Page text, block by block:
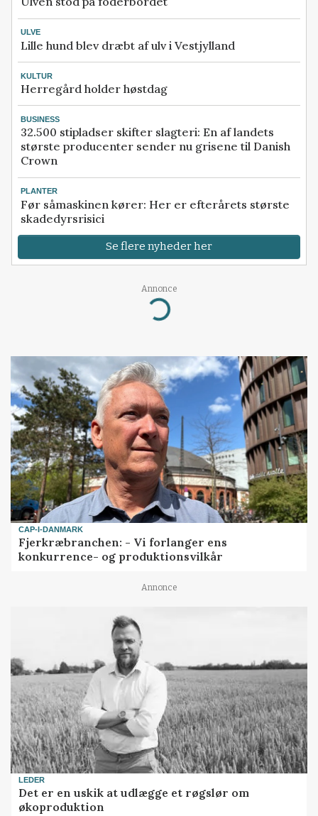
ULVE
Lille hund blev dræbt af ulv i Vestjylland
KULTUR
Herregård holder høstdag
BUSINESS
32.500 stipladser skifter slagteri: En af landets
største producenter sender nu grisene til Danish
Crown
PLANTER
Før såmaskinen kører: Her er efterårets største
skadedyrsrisici
Se flere nyheder her
Annonce
Loading...
CAP-I-DANMARK
Fjerkræbranchen: - Vi forlanger ens
konkurrence- og produktionsvilkår
Annonce
LEDER
Det er en uskik at udlægge et røgslør om
økoproduktion